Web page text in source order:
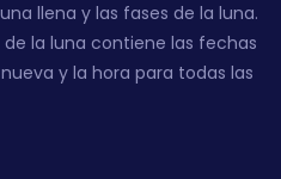
llena y las fases de la luna.
la luna contiene las fechas
y la hora para todas las